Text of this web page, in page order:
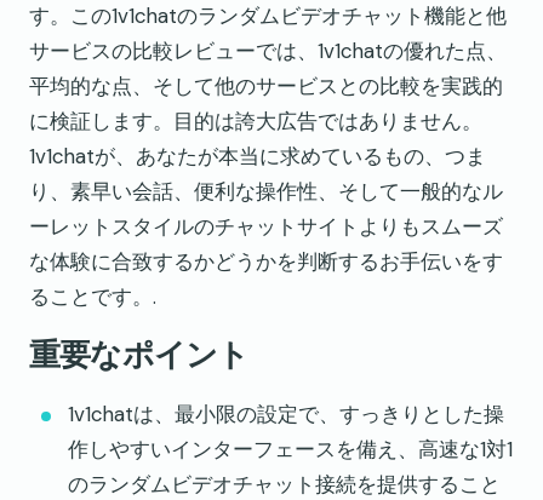
す。この1v1chatのランダムビデオチャット機能と他
サービスの比較レビューでは、1v1chatの優れた点、
平均的な点、そして他のサービスとの比較を実践的
に検証します。目的は誇大広告ではありません。
1v1chatが、あなたが本当に求めているもの、つま
り、素早い会話、便利な操作性、そして一般的なル
ーレットスタイルのチャットサイトよりもスムーズ
な体験に合致するかどうかを判断するお手伝いをす
ることです。.
重要なポイント
1v1chatは、最小限の設定で、すっきりとした操
作しやすいインターフェースを備え、高速な1対1
のランダムビデオチャット接続を提供すること